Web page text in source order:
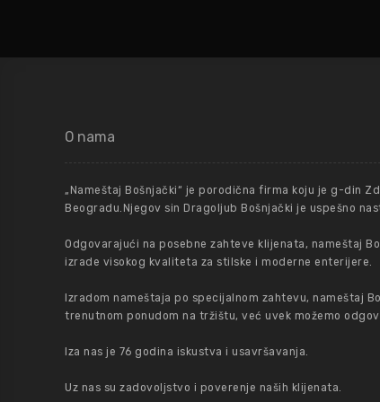
O nama
„Nameštaj Bošnjački“ je porodična firma koju je g-din
Beogradu.Njegov sin Dragoljub Bošnjački je uspešno
Odgovarajući na posebne zahteve klijenata, nameštaj
izrade visokog kvaliteta za stilske i moderne enterijere.
Izradom nameštaja po specijalnom zahtevu, nameštaj
trenutnom ponudom na tržištu, već uvek možemo
Iza nas je 76 godina iskustva i usavršavanja.
Uz nas su zadovoljstvo i poverenje naših klijenata.